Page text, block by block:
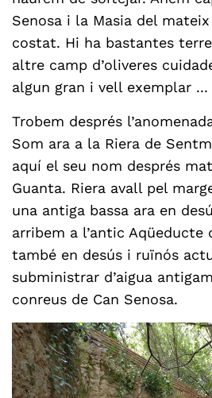
Senosa i la Masia del
costat. Hi ha bastantes
altre camp d’oliveres
algun gran i vell exemplar ...
Trobem després
Som ara a la Riera de
aquí el seu nom després
Guanta. Riera avall pel
una antiga bassa ara en
arribem a l’antic Aqüeducte
també en desús i ruïnós
subministrar d’aigua
conreus de Can Senosa.